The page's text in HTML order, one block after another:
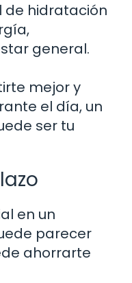
de hidratación
general.
mejor y
el día, un
ser tu
en un
parecer
ahorrarte